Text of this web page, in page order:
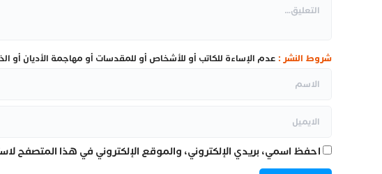
شروط النشر : عدم الإساءة للكاتب أو للأشخاص أو للمقدسات أو مهاجمة الأديان أو
احفظ اسمي، بريدي الإلكتروني، والموقع الإلكتروني في هذا المتصفح